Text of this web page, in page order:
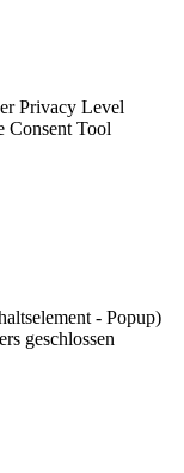
Privacy Level
Consent Tool
- Popup)
geschlossen